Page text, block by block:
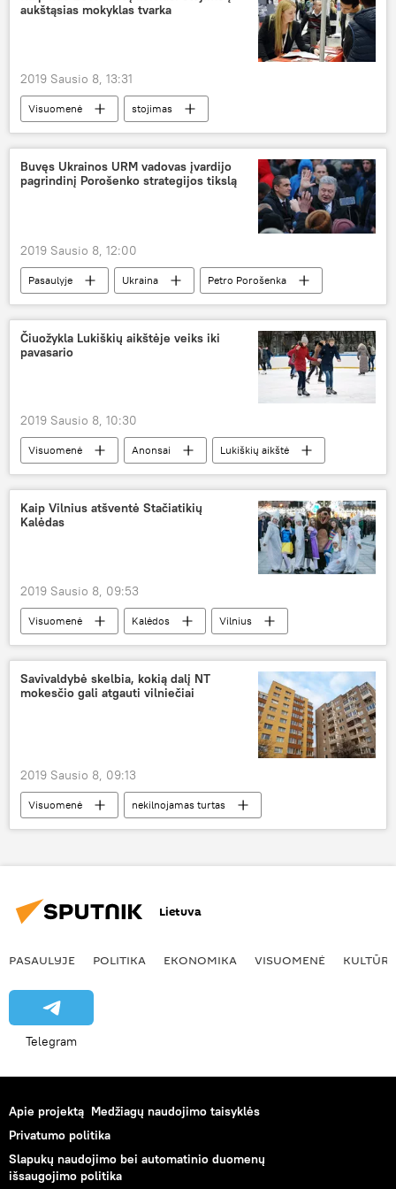
aukštąsias mokyklas tvarka
2019 Sausio 8, 13:31
Visuomenė
stojimas
aukštasis mokslas
aukštojo mokslo finansavimas
LAMA BPO
Buvęs Ukrainos URM vadovas įvardijo
pagrindinį Porošenko strategijos tikslą
2019 Sausio 8, 12:00
Pasaulyje Ukraina
Petro Porošenka
prezidento rinkimai
Ukrainos prezidento rinkimai — 2019
Čiuožykla Lukiškių aikštėje veiks iki
pavasario
2019 Sausio 8, 10:30
Visuomenė Anonsai
Lukiškių aikštė
čiuožykla
Kaip Vilnius atšventė Stačiatikių
Kalėdas
2019 Sausio 8, 09:53
Visuomenė Kalėdos
Vilnius
stačiatikiai
Savivaldybė skelbia, kokią dalį NT
mokesčio gali atgauti vilniečiai
2019 Sausio 8, 09:13
Visuomenė
nekilnojamas turtas
mokestis
Vilnius
Lietuva
PASAULYJE POLITIKA EKONOMIKA VISUOMENĖ KULTŪRA
Telegram
Apie projektą Medžiagų naudojimo taisyklės
Privatumo politika
Slapukų naudojimo bei automatinio duomenų
išsaugojimo politika